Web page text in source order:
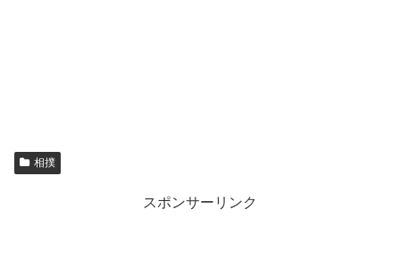
相撲
スポンサーリンク